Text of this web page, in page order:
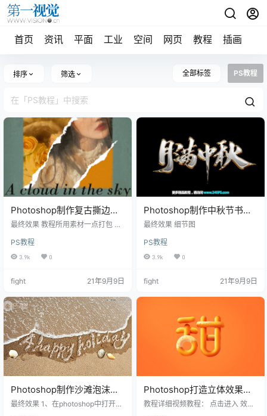
首页 资讯 平面 工业 空间 网页 教程 插画
排序 筛选 全部标签 PS教程
Photoshop制作复古撕边人
像海报
最终效果 教程所用素材一点打包 点
p，点击文件-新建（快捷键Ctrl+
N），创建一个新文件，参数设置如
PS教程
3.9k 0
fight 21年9月9日
Photoshop制作中秋节书法
金属字效果
最终效果 细节图
PS教程
3.9k 0
fight 21年9月9日
Photoshop制作沙滩泡沫艺
术字
最终效果 1、在photoshop中打开沙
Photoshop打造立体效果的
甜甜圈艺术字
教程详细视频教程： 点击进入 效果